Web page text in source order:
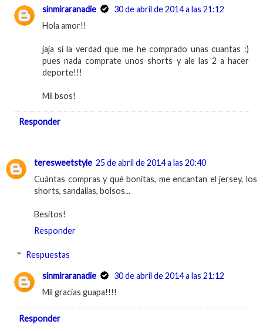
sinmiraranadie
30 de abril de 2014 a las 21:12
Hola amor!!
jaja si la verdad que me he comprado unas cuantas :)
pues nada comprate unos shorts y ale las 2 a hacer
deporte!!!
Mil bsos!
Responder
teresweetstyle 25 de abril de 2014 a las 20:40
Cuántas compras y qué bonitas, me encantan el jersey, los
shorts, sandalias, bolsos...
Besitos!
Responder
Respuestas
sinmiraranadie
30 de abril de 2014 a las 21:12
Mil gracias guapa!!!!
Responder